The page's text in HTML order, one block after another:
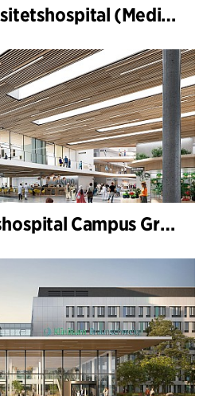
Hannover Universitetshospital (Medizinische Hochschule Hannover, MHH)
LMU Universitetshospital Campus Grosshadern